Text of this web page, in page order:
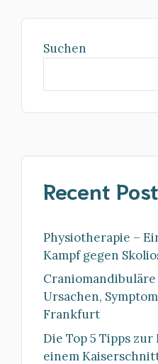
Suchen
Recent
Physiotherapie –
Kampf gegen
Ursachen,
Frankfurt
Die Top 5 Tipps
einem